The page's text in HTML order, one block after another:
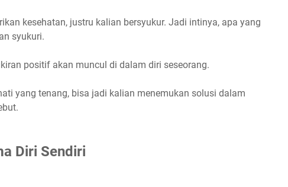
kesehatan, justru kalian bersyukur. Jadi intinya, apa yang
syukuri.
positif akan muncul di dalam diri seseorang.
yang tenang, bisa jadi kalian menemukan solusi dalam
Diri Sendiri